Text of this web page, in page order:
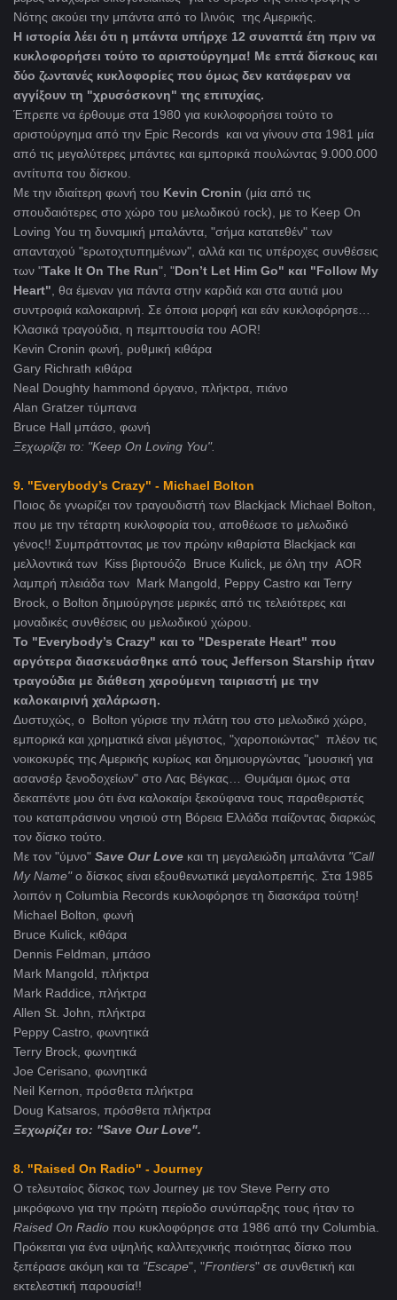
Νότης ακούει την μπάντα από το Ιλινόις της Αμερικής.
Η ιστορία λέει ότι η μπάντα υπήρχε 12 συναπτά έτη πριν να
κυκλοφορήσει τούτο το αριστούργημα! Με επτά δίσκους και
δύο ζωντανές κυκλοφορίες που όμως δεν κατάφεραν να
αγγίξουν τη "χρυσόσκονη" της επιτυχίας.
Έπρεπε να έρθουμε στα 1980 για κυκλοφορήσει τούτο το
αριστούργημα από την Epic Records και να γίνουν στα 1981 μία
από τις μεγαλύτερες μπάντες και εμπορικά πουλώντας 9.000.000
αντίτυπα του δίσκου.
Με την ιδιαίτερη φωνή του Kevin Cronin (μία από τις
σπουδαιότερες στο χώρο του μελωδικού rock), με το Keep On
Loving You τη δυναμική μπαλάντα, "σήμα κατατεθέν" των
απανταχού "ερωτοχτυπημένων", αλλά και τις υπέροχες συνθέσεις
των "Take It On The Run", "Don’t Let Him Go" και "Follow My
Heart", θα έμεναν για πάντα στην καρδιά και στα αυτιά μου
συντροφιά καλοκαιρινή. Σε όποια μορφή και εάν κυκλοφόρησε…
Κλασικά τραγούδια, η πεμπτουσία του AOR!
Kevin Cronin φωνή, ρυθμική κιθάρα
Gary Richrath κιθάρα
Neal Doughty hammond όργανο, πλήκτρα, πιάνο
Alan Gratzer τύμπανα
Bruce Hall μπάσο, φωνή
Ξεχωρίζει το: "Keep On Loving You".
9. "Everybody’s Crazy" - Michael Bolton
Ποιος δε γνωρίζει τον τραγουδιστή των Blackjack Michael Bolton,
που με την τέταρτη κυκλοφορία του, αποθέωσε το μελωδικό
γένος!! Συμπράττοντας με τον πρώην κιθαρίστα Blackjack και
μελλοντικά των Kiss βιρτουόζο Bruce Kulick, με όλη την AOR
λαμπρή πλειάδα των Mark Mangold, Peppy Castro και Terry
Brock, ο Bolton δημιούργησε μερικές από τις τελειότερες και
μοναδικές συνθέσεις ου μελωδικού χώρου.
Το "Everybody’s Crazy" και το "Desperate Heart" που
αργότερα διασκευάσθηκε από τους Jefferson Starship ήταν
τραγούδια με διάθεση χαρούμενη ταιριαστή με την
καλοκαιρινή χαλάρωση.
Δυστυχώς, ο Bolton γύρισε την πλάτη του στο μελωδικό χώρο,
εμπορικά και χρηματικά είναι μέγιστος, "χαροποιώντας" πλέον τις
νοικοκυρές της Αμερικής κυρίως και δημιουργώντας "μουσική για
ασανσέρ ξενοδοχείων" στο Λας Βέγκας… Θυμάμαι όμως στα
δεκαπέντε μου ότι ένα καλοκαίρι ξεκούφανα τους παραθεριστές
του καταπράσινου νησιού στη Βόρεια Ελλάδα παίζοντας διαρκώς
τον δίσκο τούτο.
Με τον "ύμνο" Save Our Love και τη μεγαλειώδη μπαλάντα "Call
My Name"ο δίσκος είναι εξουθενωτικά μεγαλοπρεπής. Στα 1985
λοιπόν η Columbia Records κυκλοφόρησε τη διασκάρα τούτη!
Michael Bolton, φωνή
Bruce Kulick, κιθάρα
Dennis Feldman, μπάσο
Mark Mangold, πλήκτρα
Mark Raddice, πλήκτρα
Allen St. John, πλήκτρα
Peppy Castro, φωνητικά
Terry Brock, φωνητικά
Joe Cerisano, φωνητικά
Neil Kernon, πρόσθετα πλήκτρα
Doug Katsaros, πρόσθετα πλήκτρα
Ξεχωρίζει το: "Save Our Love".
8. "Raised On Radio" - Journey
Ο τελευταίος δίσκος των Journey με τον Steve Perry στο
μικρόφωνο για την πρώτη περίοδο συνύπαρξης τους ήταν το
Raised On Radio που κυκλοφόρησε στα 1986 από την Columbia.
Πρόκειται για ένα υψηλής καλλιτεχνικής ποιότητας δίσκο που
ξεπέρασε ακόμη και τα "Escape", "Frontiers" σε συνθετική και
εκτελεστική παρουσία!!